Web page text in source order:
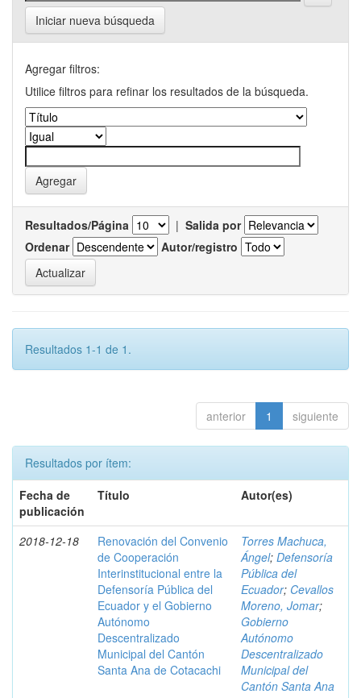
Iniciar nueva búsqueda
Agregar filtros:
Utilice filtros para refinar los resultados de la búsqueda.
Resultados/Página | Salida por
Ordenar
Autor/registro
Resultados 1-1 de 1.
anterior 1 siguiente
Resultados por ítem:
Fecha de
publicación
Título Autor(es)
2018-12-18
Renovación del Convenio
de Cooperación
Interinstitucional entre la
Defensoría Pública del
Ecuador y el Gobierno
Autónomo
Descentralizado
Municipal del Cantón
Santa Ana de Cotacachi
Torres Machuca,
Ángel; Defensoría
Pública del
Ecuador; Cevallos
Moreno, Jomar;
Gobierno
Autónomo
Descentralizado
Municipal del
Cantón Santa Ana